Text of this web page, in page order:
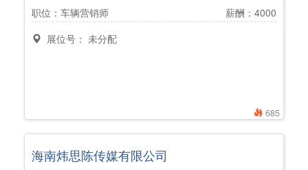
685
职位：车辆营销师
薪酬：4000
展位号： 未分配
海南炜思陈传媒有限公司